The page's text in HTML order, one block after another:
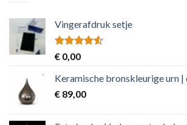
Vingerafdruk setje
Rated
4.50
of 5
€ 0,00
Keramische bronskleurige urn |
€ 89,00